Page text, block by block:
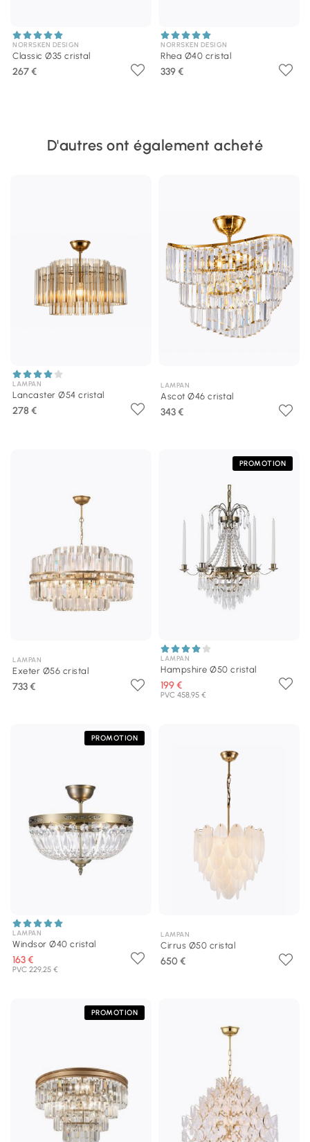
NORRSKEN DESIGN
Classic Ø35 cristal
267 €
NORRSKEN DESIGN
Rhea Ø40 cristal
339 €
D'autres ont également acheté
LAMPAN
Lancaster Ø54 cristal
278 €
LAMPAN
Ascot Ø46 cristal
343 €
LAMPAN
Exeter Ø56 cristal
733 €
PROMOTION
LAMPAN
Hampshire Ø50 cristal
199 €
PVC 458,95 €
PROMOTION
LAMPAN
Windsor Ø40 cristal
163 €
PVC 229,25 €
LAMPAN
Cirrus Ø50 cristal
650 €
PROMOTION